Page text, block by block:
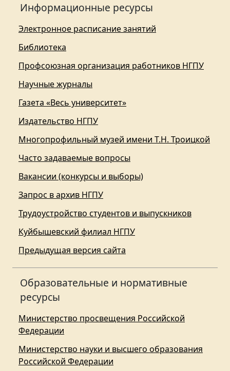
Информационные ресурсы
Электронное расписание занятий
Библиотека
Профсоюзная организация работников НГПУ
Научные журналы
Газета «Весь университет»
Издательство НГПУ
Многопрофильный музей имени Т.Н. Троицкой
Часто задаваемые вопросы
Вакансии (конкурсы и выборы)
Запрос в архив НГПУ
Трудоустройство студентов и выпускников
Куйбышевский филиал НГПУ
Предыдущая версия сайта
Образовательные и нормативные
ресурсы
Министерство просвещения Российской
Федерации
Министерство науки и высшего образования
Российской Федерации